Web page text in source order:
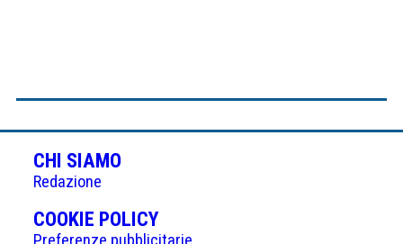
CHI SIAMO
Redazione
COOKIE POLICY(APRE